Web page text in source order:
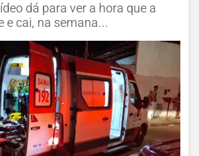
dá para ver a hora que a
e cai, na semana...